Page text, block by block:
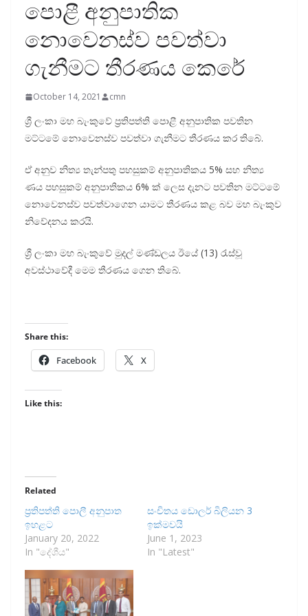
පොළී අනුපාතික
නොවෙනස්ව පවත්වා
ගැනීමට තීරණය කෙරේ
October 14, 2021 cmn
ශ්‍රී ලංකා මහ බැංකුවේ ප්‍රතිපත්ති පොළී අනුපාතික පවතින
මට්ටමේ නොවෙනස්ව පවත්වා ගැනීමට තීරණය කර තිබේ.
ඒ අනුව නිත්‍ය තැන්පතු පහසුකම් අනුපාතිකය 5% සහ නිත්‍ය
ණය පහසුකම් අනුපාතිකය 6% ක් ලෙස දැනට පවතින මට්ටමේ
නොවෙනස්ව පවත්වාගෙන යාමට තීරණය කළ බව මහ බැංකුව
නිවේදනය කරයි.
ශ්‍රී ලංකා මහ බැංකුවේ මුදල් මණ්ඩලය ඊයේ (13) රැස්වූ
අවස්ථාවේදී මෙම තීරණය ගෙන තිබේ.
Share this:
Facebook X
Like this:
Related
ප්‍රතිපත්ති පොලී අනුපාත
ඉහළට
January 20, 2022
In "දේශීය"
සංචිතය ඩොලර් බිලියන 3
ඉක්මවයි
June 1, 2023
In "Latest"